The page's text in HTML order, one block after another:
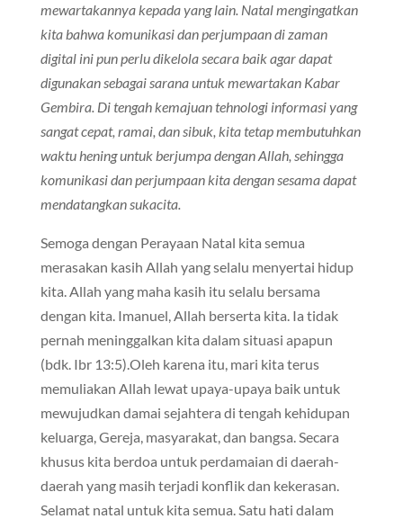
mewartakannya kepada yang lain. Natal mengingatkan
kita bahwa komunikasi dan perjumpaan di zaman
digital ini pun perlu dikelola secara baik agar dapat
digunakan sebagai sarana untuk mewartakan Kabar
Gembira. Di tengah kemajuan tehnologi informasi yang
sangat cepat, ramai, dan sibuk, kita tetap membutuhkan
waktu hening untuk berjumpa dengan Allah, sehingga
komunikasi dan perjumpaan kita dengan sesama dapat
mendatangkan sukacita.
Semoga dengan Perayaan Natal kita semua
merasakan kasih Allah yang selalu menyertai hidup
kita. Allah yang maha kasih itu selalu bersama
dengan kita. Imanuel, Allah berserta kita. Ia tidak
pernah meninggalkan kita dalam situasi apapun
(bdk. Ibr 13:5).Oleh karena itu, mari kita terus
memuliakan Allah lewat upaya-upaya baik untuk
mewujudkan damai sejahtera di tengah kehidupan
keluarga, Gereja, masyarakat, dan bangsa. Secara
khusus kita berdoa untuk perdamaian di daerah-
daerah yang masih terjadi konflik dan kekerasan.
Selamat natal untuk kita semua. Satu hati dalam